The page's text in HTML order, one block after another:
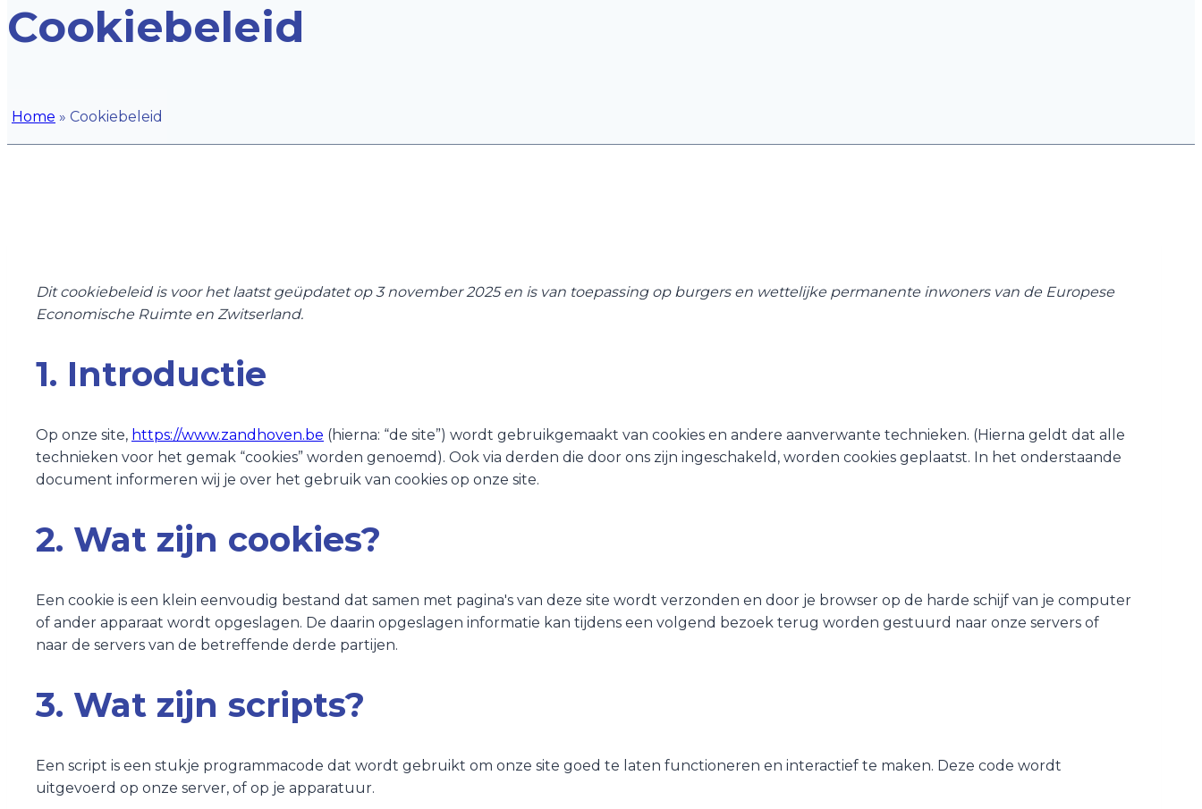
Cookiebeleid
Home » Cookiebeleid
Dit cookiebeleid is voor het laatst geüpdatet op 3 november 2025 en is van toepassing op burgers en wettelijke permanente inwoners van de Europese
Economische Ruimte en Zwitserland.
1. Introductie
Op onze site, https://www.zandhoven.be (hierna: “de site”) wordt gebruikgemaakt van cookies en andere aanverwante technieken. (Hierna geldt dat alle
technieken voor het gemak “cookies” worden genoemd). Ook via derden die door ons zijn ingeschakeld, worden cookies geplaatst. In het onderstaande
document informeren wij je over het gebruik van cookies op onze site.
2. Wat zijn cookies?
Een cookie is een klein eenvoudig bestand dat samen met pagina's van deze site wordt verzonden en door je browser op de harde schijf van je computer
of ander apparaat wordt opgeslagen. De daarin opgeslagen informatie kan tijdens een volgend bezoek terug worden gestuurd naar onze servers of
naar de servers van de betreffende derde partijen.
3. Wat zijn scripts?
Een script is een stukje programmacode dat wordt gebruikt om onze site goed te laten functioneren en interactief te maken. Deze code wordt
uitgevoerd op onze server, of op je apparatuur.